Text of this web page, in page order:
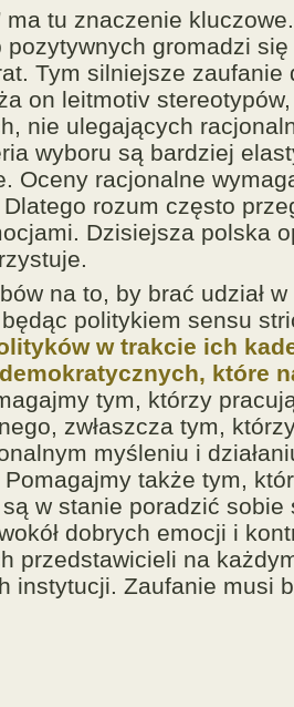
ma tu znaczenie
pozytywnych gromadzi
Tym silniejsze zaufanie
on leitmotiv stereotypów,
nie ulegających
wyboru są bardziej
Oceny racjonalne
Dlatego rozum często
Dzisiejsza polska
na to, by brać udział
politykiem sensu
w trakcie ich
które
tym, którzy
zwłaszcza tym,
myśleniu i
Pomagajmy także tym,
są w stanie poradzić sobie
dobrych emocji i
przedstawicieli na
instytucji. Zaufanie musi